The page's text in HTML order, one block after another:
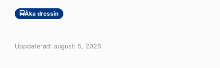
Åka dressin
Uppdaterad: augusti 5, 2026